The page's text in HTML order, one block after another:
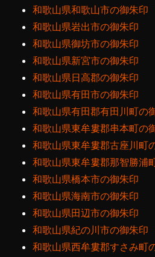
和歌山県和歌山市の御朱印
和歌山県岩出市の御朱印
和歌山県御坊市の御朱印
和歌山県新宮市の御朱印
和歌山県日高郡の御朱印
和歌山県有田市の御朱印
和歌山県有田郡有田川町の
和歌山県東牟婁郡串本町の
和歌山県東牟婁郡古座川町
和歌山県東牟婁郡那智勝浦
和歌山県橋本市の御朱印
和歌山県海南市の御朱印
和歌山県田辺市の御朱印
和歌山県紀の川市の御朱印
和歌山県西牟婁郡すさみ町